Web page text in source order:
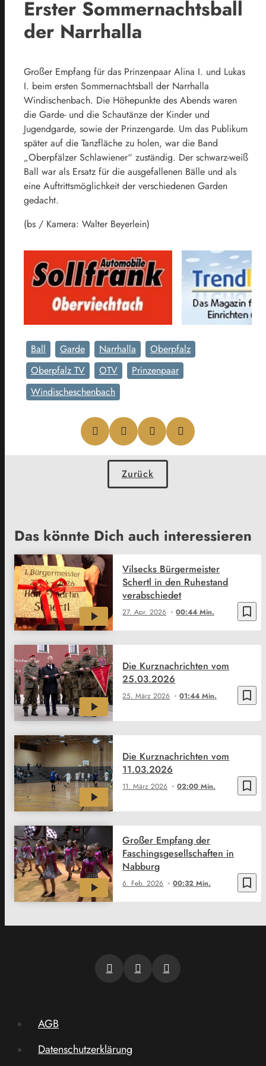
Erster Sommernachtsball
der Narrhalla
Großer Empfang für das Prinzenpaar Alina I. und Lukas
I. beim ersten Sommernachtsball der Narrhalla
Windischenbach. Die Höhepunkte des Abends waren
die Garde- und die Schautänze der Kinder und
Jugendgarde, sowie der Prinzengarde. Um das Publikum
später auf die Tanzfläche zu holen, war die Band
„Oberpfälzer Schlawiener“ zuständig. Der schwarz-weiß
Ball war als Ersatz für die ausgefallenen Bälle und als
eine Auftrittsmöglichkeit der verschiedenen Garden
gedacht.
(bs / Kamera: Walter Beyerlein)
Ball Garde Narrhalla
Oberpfalz
Oberpfalz TV
OTV
Prinzenpaar
Windischeschenbach
Zurück
Das könnte Dich auch interessieren
bookmark_border
27. Apr. 2026 00:44 Min.
Vilsecks Bürgermeister
Schertl in den Ruhestand
verabschiedet
bookmark_border
25. März 2026 01:44 Min.
Die Kurznachrichten vom
25.03.2026
bookmark_border
11. März 2026 02:00 Min.
Die Kurznachrichten vom
11.03.2026
bookmark_border
6. Feb. 2026 00:32 Min.
Großer Empfang der
Faschingsgesellschaften in
Nabburg
AGB
Datenschutzerklärung